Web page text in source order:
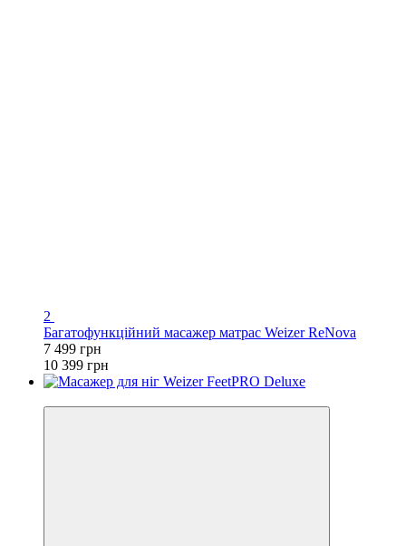
2
Багатофункційний масажер матрас Weizer ReNova
7 499 грн
10 399 грн